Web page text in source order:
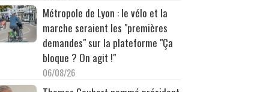
Métropole de Lyon : le vélo et la
marche seraient les "premières
demandes" sur la plateforme "Ça
bloque ? On agit !"
06/08/26